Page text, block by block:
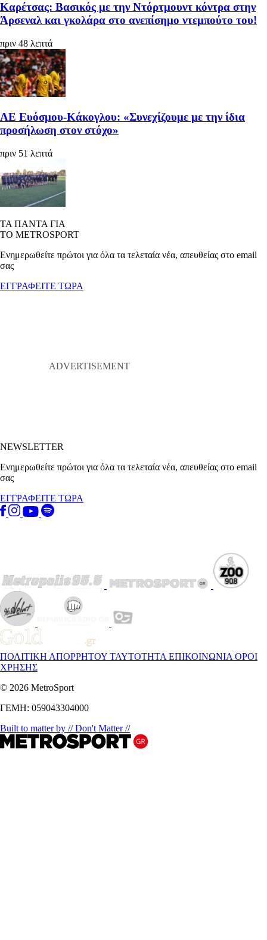
Καρέτσας: Βασικός με την Ντόρτμουντ κόντρα στην
Άρσεναλ και γκολάρα στο ανεπίσημο ντεμπούτο του!
πριν 48 λεπτά
ΑΕ Ευόσμου-Κάκογλου: «Συνεχίζουμε με την ίδια
προσήλωση στον στόχο»
πριν 51 λεπτά
ΤΑ ΠΑΝΤΑ ΓΙΑ
ΤΟ METROSPORT
Ενημερωθείτε πρώτοι για όλα τα τελεταία νέα, απευθείας στο email
σας
ΕΓΓΡΑΦΕΙΤΕ ΤΩΡΑ
NEWSLETTER
Ενημερωθείτε πρώτοι για όλα τα τελεταία νέα, απευθείας στο email
σας
ΕΓΓΡΑΦΕΙΤΕ ΤΩΡΑ
ΠΟΛΙΤΙΚΗ ΑΠΟΡΡΗΤΟΥ ΤΑΥΤΟΤΗΤΑ ΕΠΙΚΟΙΝΩΝΙΑ ΟΡΟΙ
ΧΡΗΣΗΣ
© 2026 MetroSport
ΓΕΜΗ: 059043304000
Built to matter by // Don't Matter //